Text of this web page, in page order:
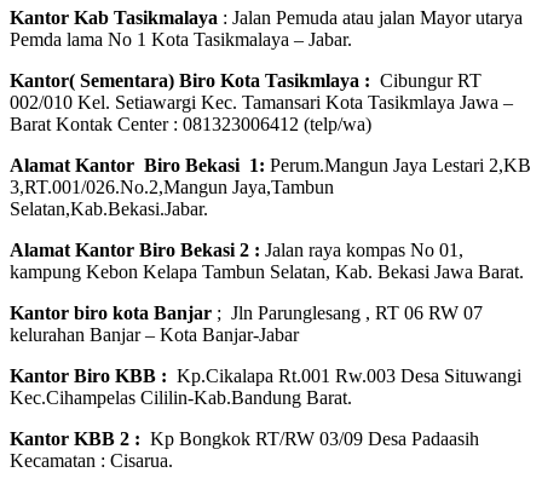
Kantor Kab Tasikmalaya : Jalan Pemuda atau jalan Mayor utarya
Pemda lama No 1 Kota Tasikmalaya – Jabar.
Kantor( Sementara) Biro Kota Tasikmlaya : Cibungur RT
002/010 Kel. Setiawargi Kec. Tamansari Kota Tasikmlaya Jawa –
Barat Kontak Center : 081323006412 (telp/wa)
Alamat Kantor Biro Bekasi 1: Perum.Mangun Jaya Lestari 2,KB
3,RT.001/026.No.2,Mangun Jaya,Tambun
Selatan,Kab.Bekasi.Jabar.
Alamat Kantor Biro Bekasi 2 : Jalan raya kompas No 01,
kampung Kebon Kelapa Tambun Selatan, Kab. Bekasi Jawa Barat.
Kantor biro kota Banjar ; Jln Parunglesang , RT 06 RW 07
kelurahan Banjar – Kota Banjar-Jabar
Kantor Biro KBB : Kp.Cikalapa Rt.001 Rw.003 Desa Situwangi
Kec.Cihampelas Cililin-Kab.Bandung Barat.
Kantor KBB 2 : Kp Bongkok RT/RW 03/09 Desa Padaasih
Kecamatan : Cisarua.